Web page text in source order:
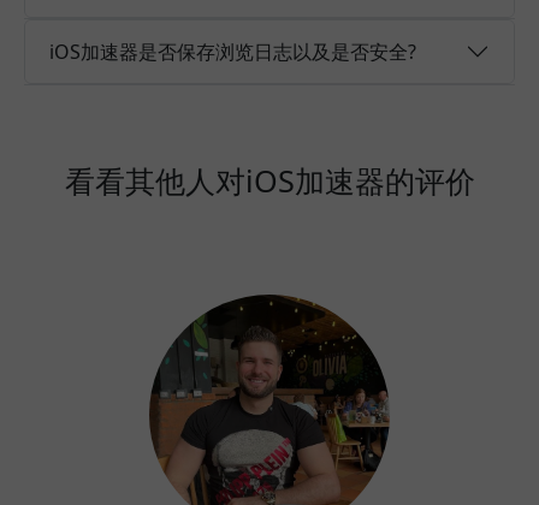
iOS加速器是否保存浏览日志以及是否安全?
看看其他人对iOS加速器的评价